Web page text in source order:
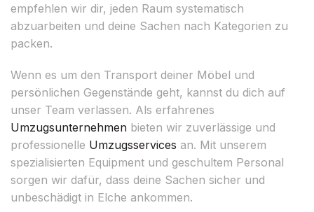
empfehlen wir dir, jeden Raum systematisch
abzuarbeiten und deine Sachen nach Kategorien zu
packen.
Wenn es um den Transport deiner Möbel und
persönlichen Gegenstände geht, kannst du dich auf
unser Team verlassen. Als erfahrenes
Umzugsunternehmen bieten wir zuverlässige und
professionelle Umzugsservices an. Mit unserem
spezialisierten Equipment und geschultem Personal
sorgen wir dafür, dass deine Sachen sicher und
unbeschädigt in Elche ankommen.